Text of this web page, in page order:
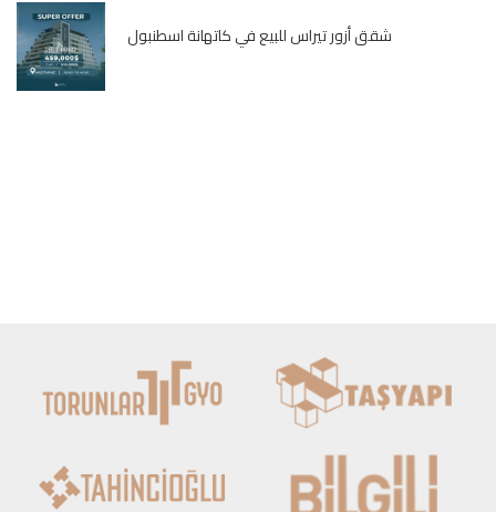
شقق أزور تيراس للبيع في كاتهانة اسطنبول